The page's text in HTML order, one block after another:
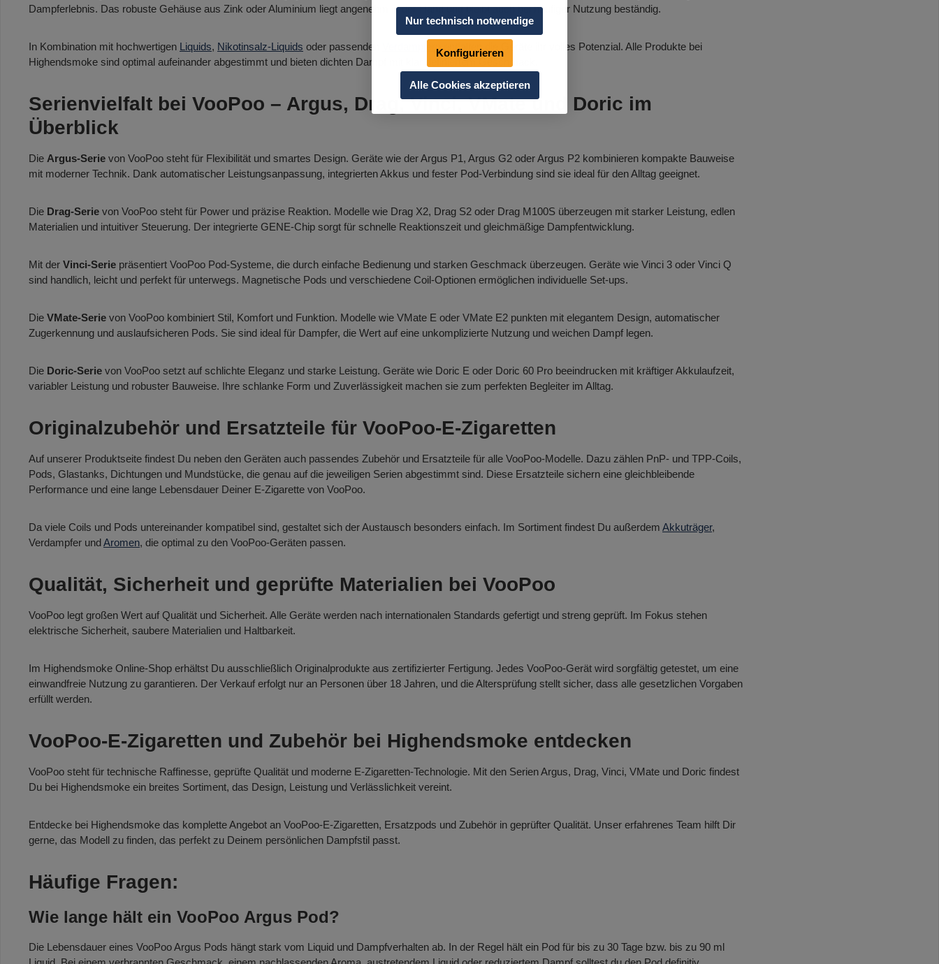
Dampferlebnis. Das robuste Gehäuse aus Zink oder Aluminium liegt angenehm in der Hand und bleibt auch bei häufiger Nutzung beständig.
In Kombination mit hochwertigen Liquids, Nikotinsalz-Liquids oder passenden Verdampfernentfalten die Geräte ihr volles Potenzial. Alle Produkte bei
Highendsmoke sind optimal aufeinander abgestimmt und bieten dichten Dampf mit klar definiertem Geschmack.
Serienvielfalt bei VooPoo – Argus, Drag, Vinci, VMate und Doric im
Überblick
Die Argus-Serie von VooPoo steht für Flexibilität und smartes Design. Geräte wie der Argus P1, Argus G2 oder Argus P2 kombinieren kompakte Bauweise
mit moderner Technik. Dank automatischer Leistungsanpassung, integrierten Akkus und fester Pod-Verbindung sind sie ideal für den Alltag geeignet.
Die Drag-Serie von VooPoo steht für Power und präzise Reaktion. Modelle wie Drag X2, Drag S2 oder Drag M100S überzeugen mit starker Leistung, edlen
Materialien und intuitiver Steuerung. Der integrierte GENE-Chip sorgt für schnelle Reaktionszeit und gleichmäßige Dampfentwicklung.
Mit der Vinci-Serie präsentiert VooPoo Pod-Systeme, die durch einfache Bedienung und starken Geschmack überzeugen. Geräte wie Vinci 3 oder Vinci Q
sind handlich, leicht und perfekt für unterwegs. Magnetische Pods und verschiedene Coil-Optionen ermöglichen individuelle Set-ups.
Die VMate-Serie von VooPoo kombiniert Stil, Komfort und Funktion. Modelle wie VMate E oder VMate E2 punkten mit elegantem Design, automatischer
Zugerkennung und auslaufsicheren Pods. Sie sind ideal für Dampfer, die Wert auf eine unkomplizierte Nutzung und weichen Dampf legen.
Die Doric-Serie von VooPoo setzt auf schlichte Eleganz und starke Leistung. Geräte wie Doric E oder Doric 60 Pro beeindrucken mit kräftiger Akkulaufzeit,
variabler Leistung und robuster Bauweise. Ihre schlanke Form und Zuverlässigkeit machen sie zum perfekten Begleiter im Alltag.
Originalzubehör und Ersatzteile für VooPoo-E-Zigaretten
Auf unserer Produktseite findest Du neben den Geräten auch passendes Zubehör und Ersatzteile für alle VooPoo-Modelle. Dazu zählen PnP- und TPP-Coils,
Pods, Glastanks, Dichtungen und Mundstücke, die genau auf die jeweiligen Serien abgestimmt sind. Diese Ersatzteile sichern eine gleichbleibende
Performance und eine lange Lebensdauer Deiner E-Zigarette von VooPoo.
Da viele Coils und Pods untereinander kompatibel sind, gestaltet sich der Austausch besonders einfach. Im Sortiment findest Du außerdem Akkuträger,
Verdampfer undAromen, die optimal zu den VooPoo-Geräten passen.
Qualität, Sicherheit und geprüfte Materialien bei VooPoo
VooPoo legt großen Wert auf Qualität und Sicherheit. Alle Geräte werden nach internationalen Standards gefertigt und streng geprüft. Im Fokus stehen
elektrische Sicherheit, saubere Materialien und Haltbarkeit.
Im Highendsmoke Online-Shop erhältst Du ausschließlich Originalprodukte aus zertifizierter Fertigung. Jedes VooPoo-Gerät wird sorgfältig getestet, um eine
einwandfreie Nutzung zu garantieren. Der Verkauf erfolgt nur an Personen über 18 Jahren, und die Altersprüfung stellt sicher, dass alle gesetzlichen Vorgaben
erfüllt werden.
VooPoo-E-Zigaretten und Zubehör bei Highendsmoke entdecken
VooPoo steht für technische Raffinesse, geprüfte Qualität und moderne E-Zigaretten-Technologie. Mit den Serien Argus, Drag, Vinci, VMate und Doric findest
Du bei Highendsmoke ein breites Sortiment, das Design, Leistung und Verlässlichkeit vereint.
Entdecke bei Highendsmoke das komplette Angebot an VooPoo-E-Zigaretten, Ersatzpods und Zubehör in geprüfter Qualität. Unser erfahrenes Team hilft Dir
gerne, das Modell zu finden, das perfekt zu Deinem persönlichen Dampfstil passt.
Häufige Fragen:
Wie lange hält ein VooPoo Argus Pod?
Die Lebensdauer eines VooPoo Argus Pods hängt stark vom Liquid und Dampfverhalten ab. In der Regel hält ein Pod für bis zu 30 Tage bzw. bis zu 90 ml
Nur technisch notwendige
Konfigurieren
Alle Cookies akzeptieren